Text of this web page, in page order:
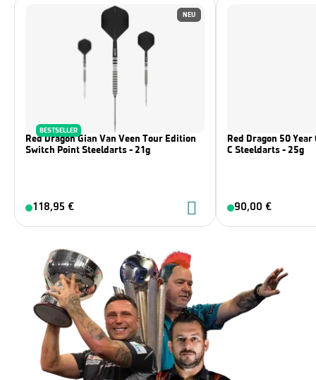
NEU
BESTSELLER
Red Dragon Gian Van Veen Tour Edition
Switch Point Steeldarts - 21g
118,95 €
Red Dragon 50
C Steeldarts - 25g
90,00 €